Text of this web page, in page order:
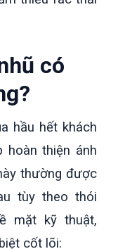
có
hầu hết khách
hoàn thiện ánh
thường được
tùy theo thói
mặt kỹ thuật,
cốt lõi: